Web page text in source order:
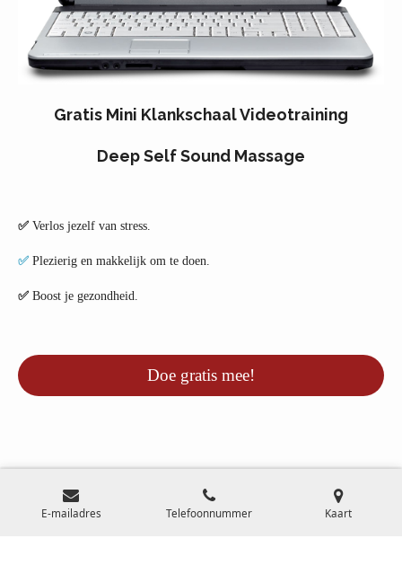
Gratis Mini Klankschaal Videotraining
Deep Self Sound Massage
✅ Verlos jezelf van stress.
✅ Plezierig en makkelijk om te doen.
✅ Boost je gezondheid.
Doe gratis mee!
a
o
E-mailadres Telefoonnummer Kaart